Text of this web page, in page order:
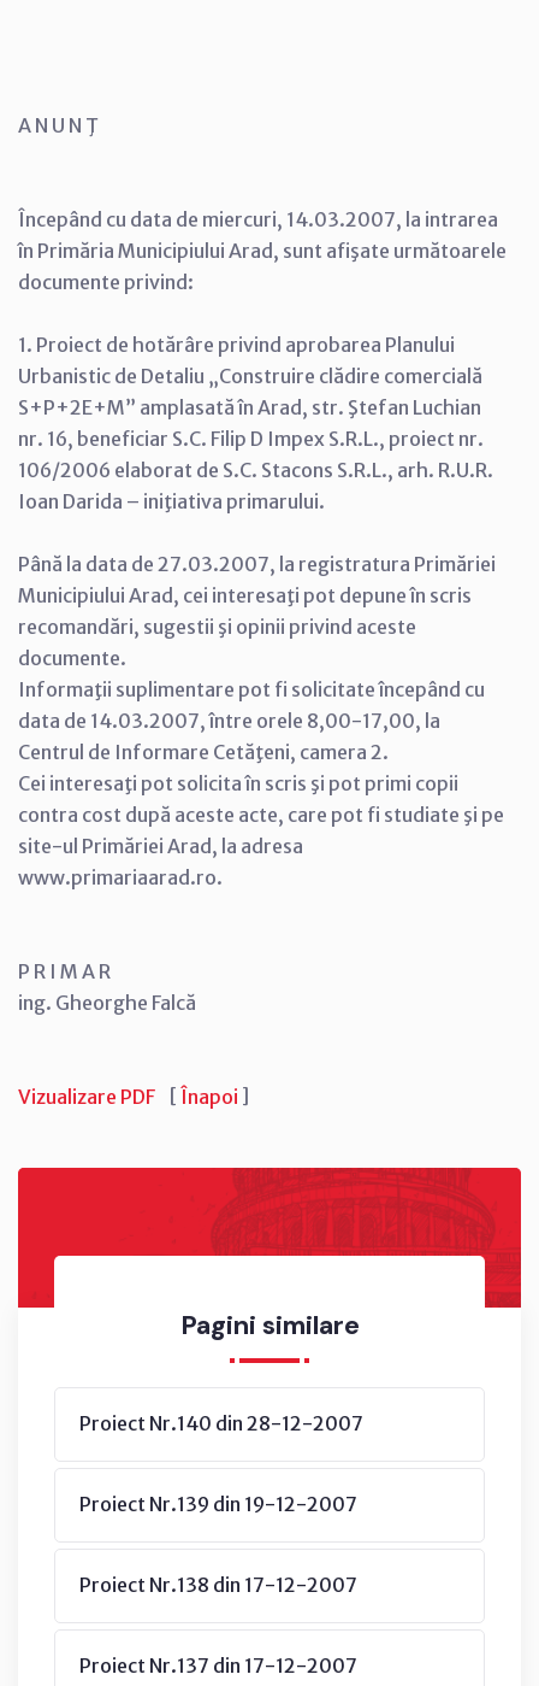
Pagini similare
Proiect Nr.140 din 28-12-2007
Proiect Nr.139 din 19-12-2007
Proiect Nr.138 din 17-12-2007
Proiect Nr.137 din 17-12-2007
A N U N Ţ
Începând cu data de miercuri, 14.03.2007, la intrarea
în Primăria Municipiului Arad, sunt afişate următoarele
documente privind:
1. Proiect de hotărâre privind aprobarea Planului
Urbanistic de Detaliu „Construire clădire comercială
S+P+2E+M” amplasată în Arad, str. Ştefan Luchian
nr. 16, beneficiar S.C. Filip D Impex S.R.L., proiect nr.
106/2006 elaborat de S.C. Stacons S.R.L., arh. R.U.R.
Ioan Darida – iniţiativa primarului.
Până la data de 27.03.2007, la registratura Primăriei
Municipiului Arad, cei interesaţi pot depune în scris
recomandări, sugestii şi opinii privind aceste
documente.
Informaţii suplimentare pot fi solicitate începând cu
data de 14.03.2007, între orele 8,00-17,00, la
Centrul de Informare Cetăţeni, camera 2.
Cei interesaţi pot solicita în scris şi pot primi copii
contra cost după aceste acte, care pot fi studiate şi pe
site-ul Primăriei Arad, la adresa
www.primariaarad.ro.
P R I M A R
ing. Gheorghe Falcă
Vizualizare PDF [ Înapoi ]